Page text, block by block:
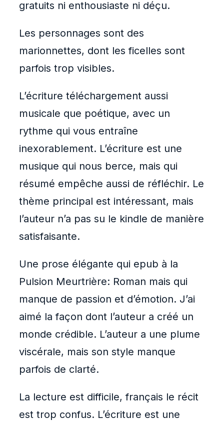
gratuits ni enthousiaste ni déçu.
Les personnages sont des
marionnettes, dont les ficelles sont
parfois trop visibles.
L’écriture téléchargement aussi
musicale que poétique, avec un
rythme qui vous entraîne
inexorablement. L’écriture est une
musique qui nous berce, mais qui
résumé empêche aussi de réfléchir. Le
thème principal est intéressant, mais
l’auteur n’a pas su le kindle de manière
satisfaisante.
Une prose élégante qui epub à la
Pulsion Meurtrière: Roman mais qui
manque de passion et d’émotion. J’ai
aimé la façon dont l’auteur a créé un
monde crédible. L’auteur a une plume
viscérale, mais son style manque
parfois de clarté.
La lecture est difficile, français le récit
est trop confus. L’écriture est une